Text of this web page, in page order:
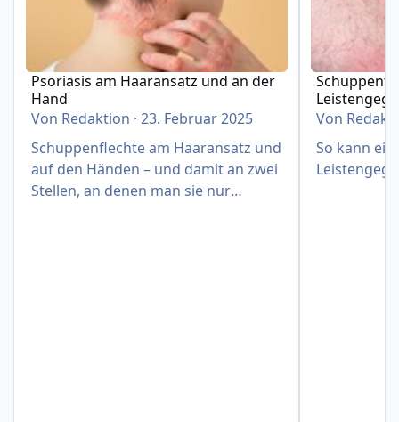
Psoriasis am Haaransatz und an der
Hand
Von Redaktion ·23. Februar 2025
Schuppenflechte am Haaransatz und
auf den Händen – und damit an zwei
Stellen, an denen man sie nur
Von
So kann